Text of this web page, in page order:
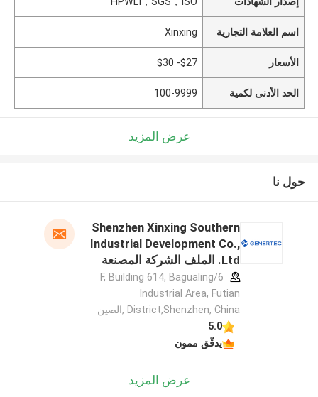
اسم العلامة التجارية Xinxing
الأسعار $27- $30
الحد الأدنى لكمية 100-9999
عرض المزيد
حول نا
Shenzhen Xinxing Southern
Industrial Development Co.,
Ltd. الملف الشركة المصنعة
6/F, Building 614, Bagualing
Industrial Area, Futian
District,Shenzhen, China ,الصين
5.0
يدقّق ممون
عرض المزيد